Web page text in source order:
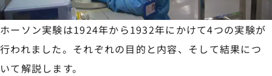
ホーソン実験は1924年から1932年にかけて4つの実験が
行われました。それぞれの目的と内容、そして結果につ
いて解説します。